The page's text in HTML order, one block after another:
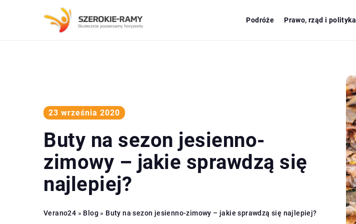
Podróże Prawo, rząd i polityka
23 września 2020
Buty na sezon jesienno-
zimowy – jakie sprawdzą się
najlepiej?
Verano24 » Blog » Buty na sezon jesienno-zimowy – jakie sprawdzą się najlepiej?